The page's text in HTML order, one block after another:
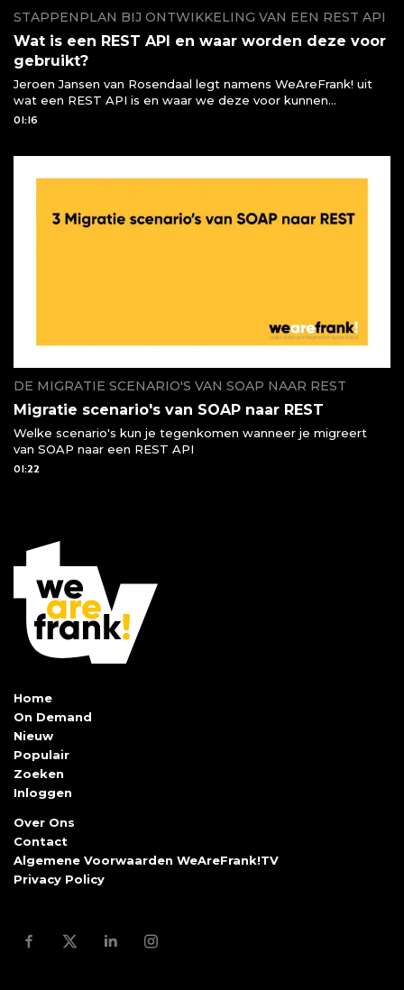
STAPPENPLAN BIJ ONTWIKKELING VAN EEN REST API
Wat is een REST API en waar worden deze voor
gebruikt?
Jeroen Jansen van Rosendaal legt namens WeAreFrank! uit
wat een REST API is en waar we deze voor kunnen
gebruiken of moeten gebruiken
01:16
DE MIGRATIE SCENARIO'S VAN SOAP NAAR REST
Migratie scenario's van SOAP naar REST
Welke scenario's kun je tegenkomen wanneer je migreert
van SOAP naar een REST API
01:22
Home
On Demand
Nieuw
Populair
Zoeken
Inloggen
Over Ons
Contact
Algemene Voorwaarden WeAreFrank!TV
Privacy Policy